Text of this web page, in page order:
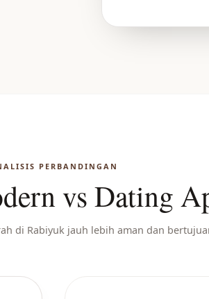
PERBANDINGAN
vs Dating
di Rabiyuk jauh lebih aman dan